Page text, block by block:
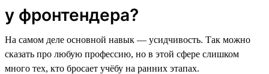
у фронтендера?
На самом деле основной навык — усидчивость. Так можно
сказать про любую профессию, но в этой сфере слишком
много тех, кто бросает учёбу на ранних этапах.